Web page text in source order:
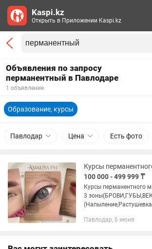
Объявления по запросу
перманентный в Павлодаре
1 объявление
Образование, курсы
Павлодар Цена Есть фото
100 000 - 499 999 ₸
Курсы перманентного
3
бровей база в подарок)-
Павлодар, 6 июня
Kaspi.kz
Открыть в Приложении Kaspi.kz